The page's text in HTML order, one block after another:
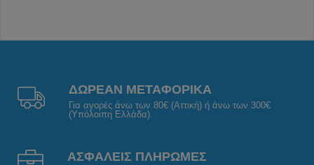
ΔΩΡΕΑΝ ΜΕΤΑΦΟΡΙΚΑ
Για αγορές άνω των 80€ (Αττική) ή άνω των 300€
(Υπόλοιπη Ελλάδα).
ΑΣΦΑΛΕΙΣ ΠΛΗΡΩΜΕΣ